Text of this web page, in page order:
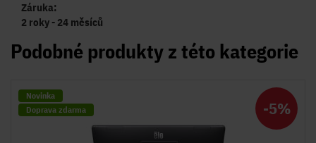
Záruka:
2 roky - 24 měsíců
Podobné produkty z této kategorie
Novinka
Doprava zdarma
-5%